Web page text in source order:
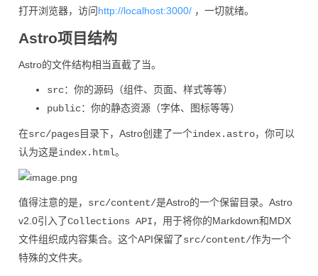
打开浏览器，访问http://localhost:3000/ ，一切就绪。
Astro项目结构
Astro的文件结构相当直截了当。
src：你的源码（组件、页面、样式等等）
public：你的静态资源（字体、图标等等）
在src/pages目录下，Astro创建了一个index.astro，你可以
认为这是index.html。
值得注意的是， src/content/是Astro的一个保留目录。Astro
v2.0引入了Collections API，用于将你的Markdown和MDX
文件组织成内容集合。这个API保留了src/content/作为一个
特殊的文件夹。